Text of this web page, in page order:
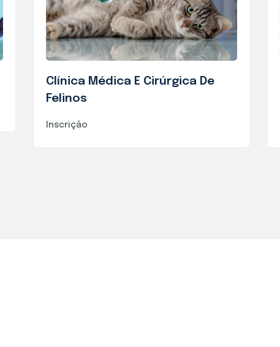
Clínica Médica E Cirúrgica De
Felinos
Inscrição